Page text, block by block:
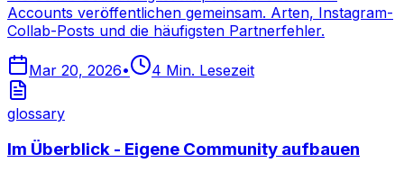
Accounts veröffentlichen gemeinsam. Arten, Instagram-
Collab-Posts und die häufigsten Partnerfehler.
Mar 20, 2026• 4 Min. Lesezeit
glossary
Im Überblick - Eigene Community aufbauen